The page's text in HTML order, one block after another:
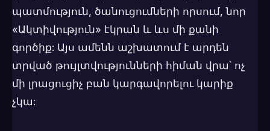
պատմություն, ծանուցումների որսում, նոր
«Ակտիվություն» էկրան և ևս մի քանի
գործիք: Այս ամենն աշխատում է արդեն
տրված թույլտվությունների հիման վրա՝ ոչ
մի լրացուցիչ բան կարգավորելու կարիք
չկա: